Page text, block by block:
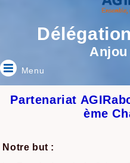
Anjou
Menu
Partenariat
ème
Notre but :